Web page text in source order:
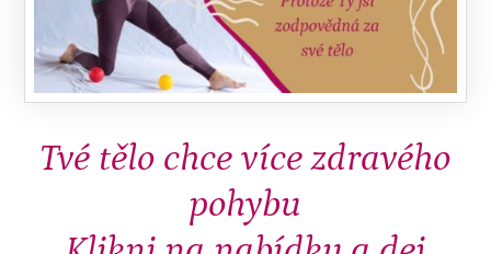
Tvé tělo chce více zdravého
pohybu